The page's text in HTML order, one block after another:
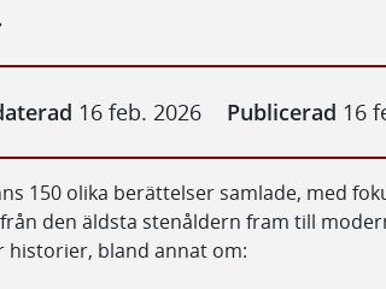
16 feb. 2026 Publicerad 16
150 olika berättelser samlade, med
den äldsta stenåldern fram till
historier, bland annat om: